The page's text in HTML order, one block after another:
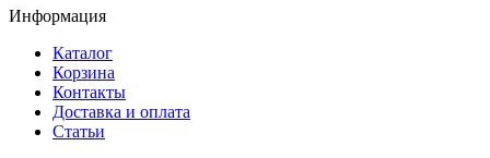
Информация
Каталог
Корзина
Контакты
Доставка и оплата
Статьи